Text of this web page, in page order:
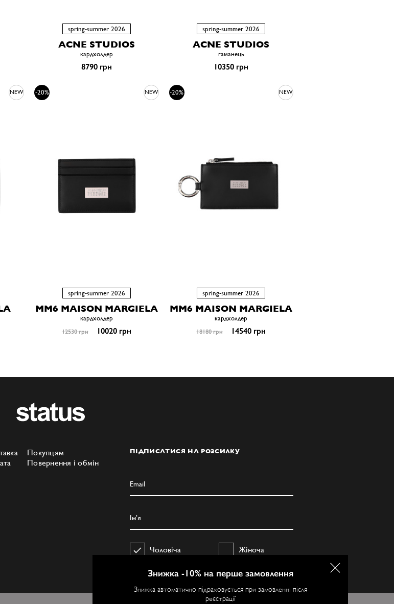
spring-summer 2026
ACNE STUDIOS
кардхолдер
8790 грн
spring-summer 2026
ACNE STUDIOS
гаманець
10350 грн
NEW -20% NEW
spring-summer 2026
MM6 MAISON MARGIELA
кардхолдер
12530 грн 10020 грн
-20% NEW
spring-summer 2026
MM6 MAISON MARGIELA
кардхолдер
18180 грн 14540 грн
ПІДПИСАТИСЯ НА РОЗСИЛКУ
Чоловіча Жіноча
ПІДПИСАТИСЯ
Покупцям
Повернення і обмін
Знижка -10% на перше замовлення
Знижка автоматично підраховується при замовленні після
реєстрації